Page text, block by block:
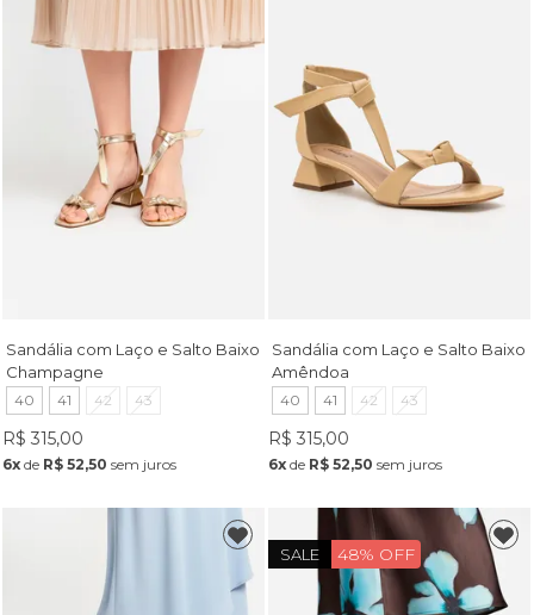
Sandália com Laço e Salto Baixo
Champagne
40 41 42 43
R$ 315,00
6xde R$ 52,50 sem juros
Sandália com Laço e Salto Baixo
Amêndoa
40 41 42 43
R$ 315,00
6x de R$ 52,50 sem juros
SALE 48% OFF